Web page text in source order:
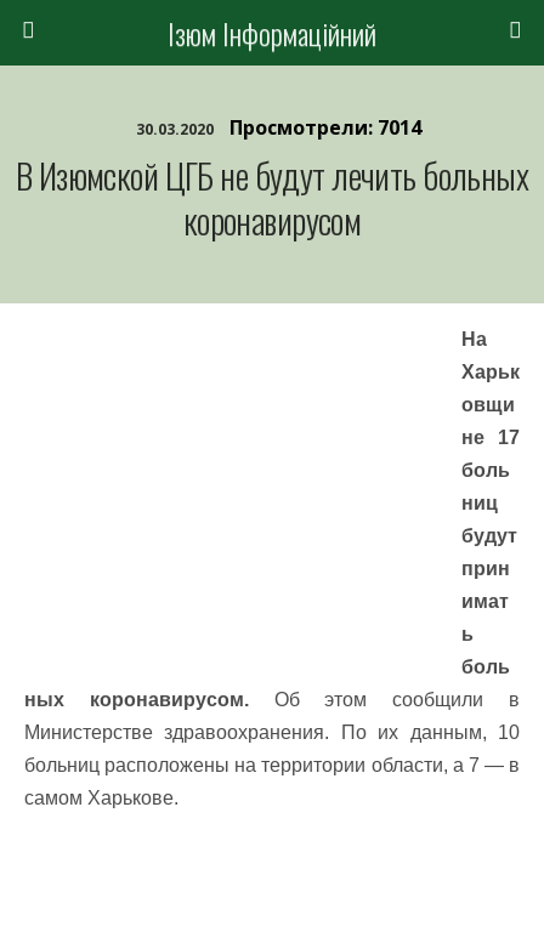
Ізюм Інформаційний
30.03.2020 Просмотрели: 7014
В Изюмской ЦГБ не будут лечить больных
коронавирусом
На
Харьк
овщи
не 17
боль
ниц
будут
прин
имат
ь
боль
ных коронавирусом.Об этом сообщили в
Министерстве здравоохранения. По их данным, 10
больниц расположены на территории области, а 7 — в
самом Харькове.